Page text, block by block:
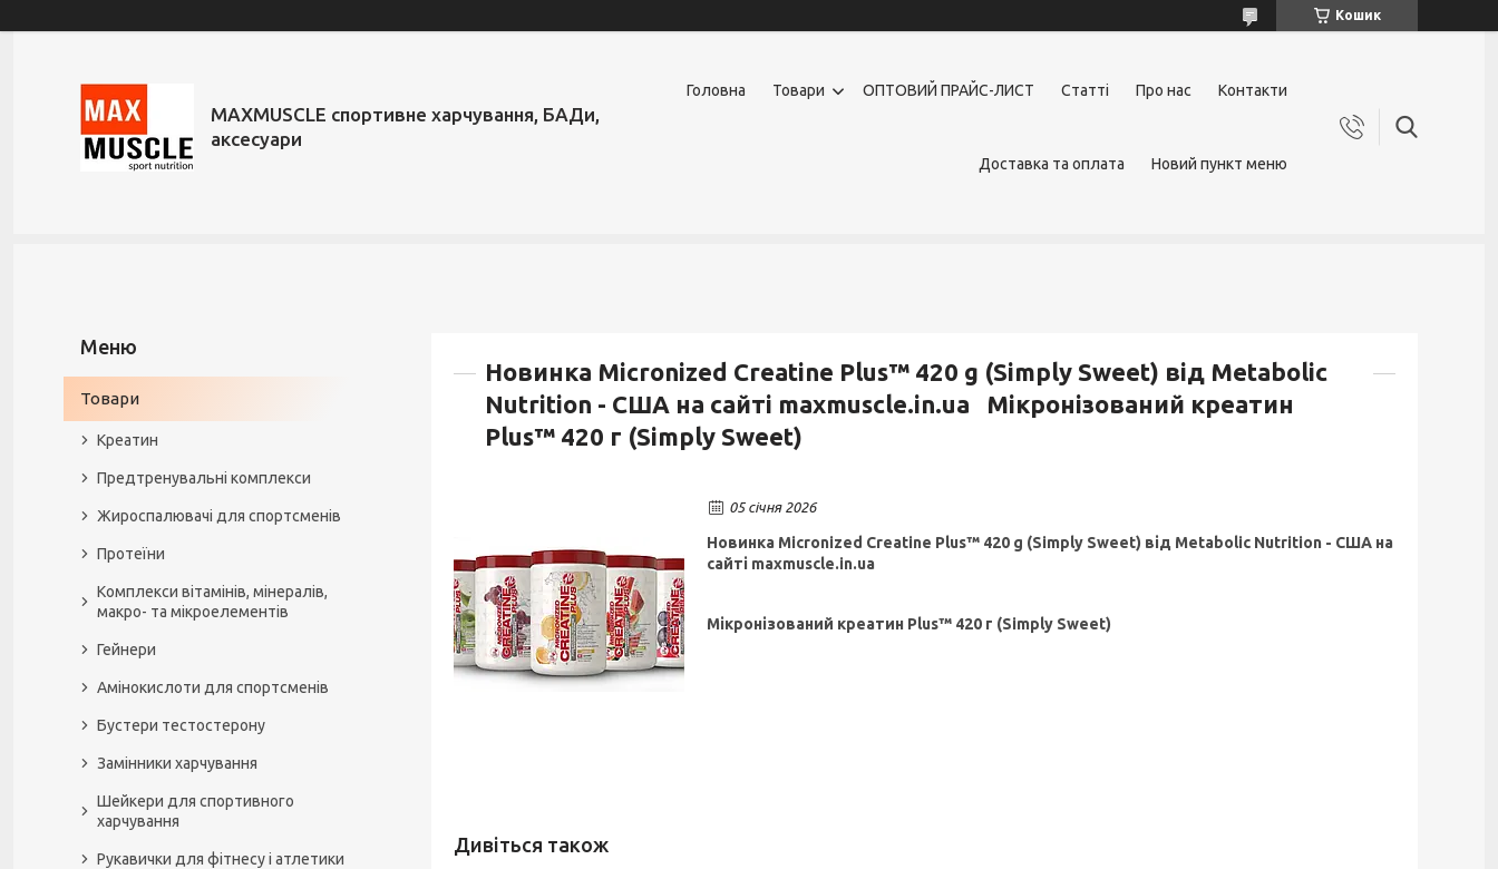
Кошик
MAXMUSCLE спортивне харчування, БАДи,
аксесуари
Головна Товари OПТОВИЙ ПРАЙС-ЛИСТ Статті Про нас Контакти
Доставка та оплата Новий пункт меню
Новинка Micronized Creatine Plus™ 420 g (Simply Sweet) від Metabolic
Nutrition - США на сайті maxmuscle.in.ua Мікронізований креатин
Plus™ 420 г (Simply Sweet)
05 січня 2026
Новинка Micronized Creatine Plus™ 420 g (Simply Sweet) від Metabolic Nutrition - США на
сайті maxmuscle.in.ua
Мікронізований креатин Plus™ 420 г (Simply Sweet)
Товари
Креатин
Предтренувальні комплекси
Жироспалювачі для спортсменів
Протеїни
Комплекси вітамінів, мінералів,
макро- та мікроелементів
Гейнери
Амінокислоти для спортсменів
Бустери тестостерону
Замінники харчування
Шейкери для спортивного
харчування
Рукавички для фітнесу і атлетики